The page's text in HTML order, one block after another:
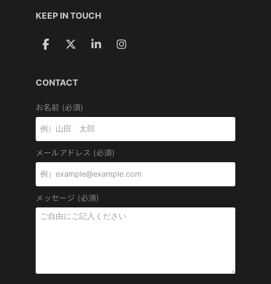
KEEP IN TOUCH
CONTACT
お名前 (必須)
メールアドレス (必須)
メッセージ (必須)